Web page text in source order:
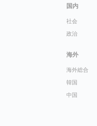
国内
社会
政治
海外
海外総合
韓国
中国